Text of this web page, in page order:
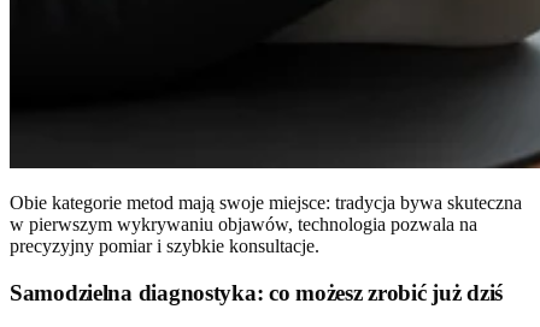
Obie kategorie metod mają swoje miejsce: tradycja bywa skuteczna
w pierwszym wykrywaniu objawów, technologia pozwala na
precyzyjny pomiar i szybkie konsultacje.
Samodzielna diagnostyka: co możesz zrobić już dziś